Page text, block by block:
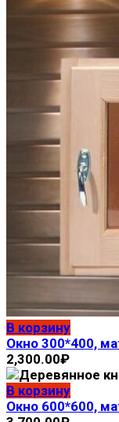
В корзину
Окно 300*400,
2,300.00₽
В корзину
Окно 600*600,